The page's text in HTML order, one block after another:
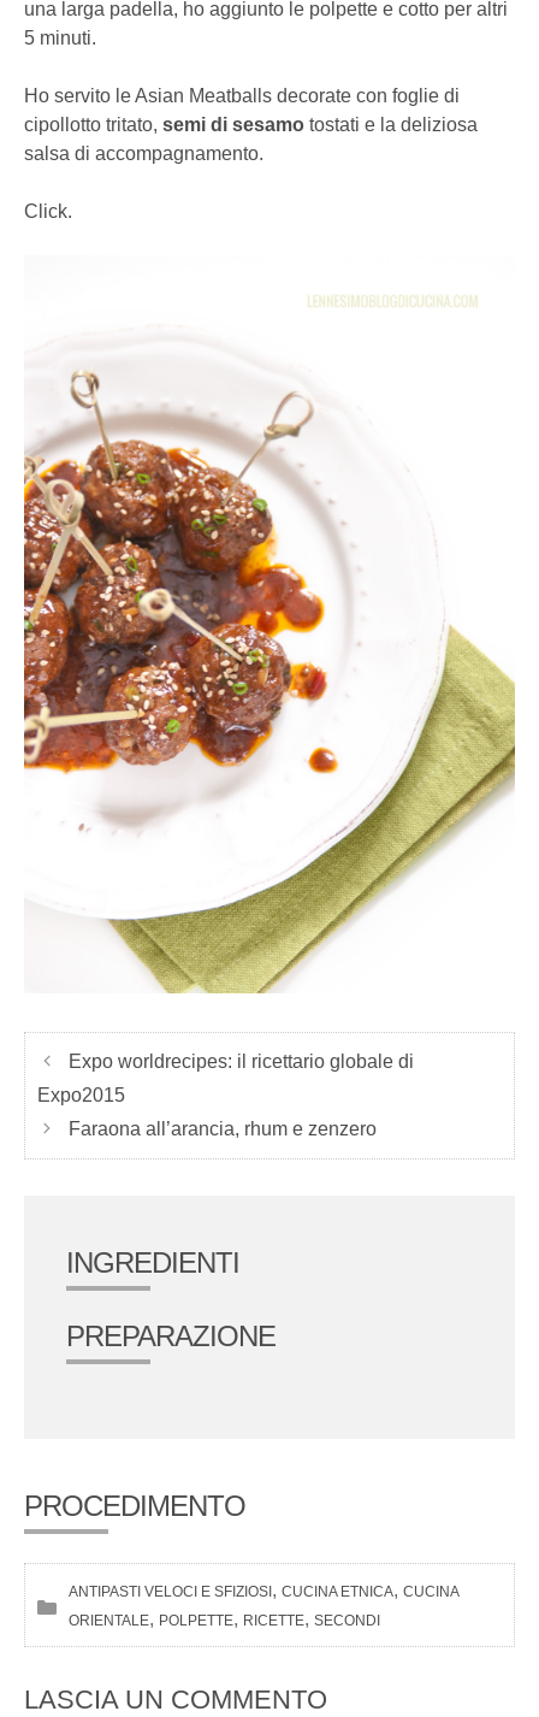
una larga padella, ho aggiunto le polpette e cotto per altri
5 minuti.
Ho servito le Asian Meatballs decorate con foglie di
cipollotto tritato, semi di sesamo tostati e la deliziosa
salsa di accompagnamento.
Click.
Expo worldrecipes: il ricettario globale di
Expo2015
Faraona all’arancia, rhum e zenzero
INGREDIENTI
PREPARAZIONE
PROCEDIMENTO
ANTIPASTI VELOCI E SFIZIOSI, CUCINA ETNICA, CUCINA
ORIENTALE, POLPETTE, RICETTE, SECONDI
LASCIA UN COMMENTO